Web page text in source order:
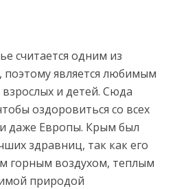
считается одним из
поэтому является любимым
и детей. Сюда
оздоровиться со всех
даже Европы. Крым был
здравниц, так как его
горным воздухом, теплым
природой